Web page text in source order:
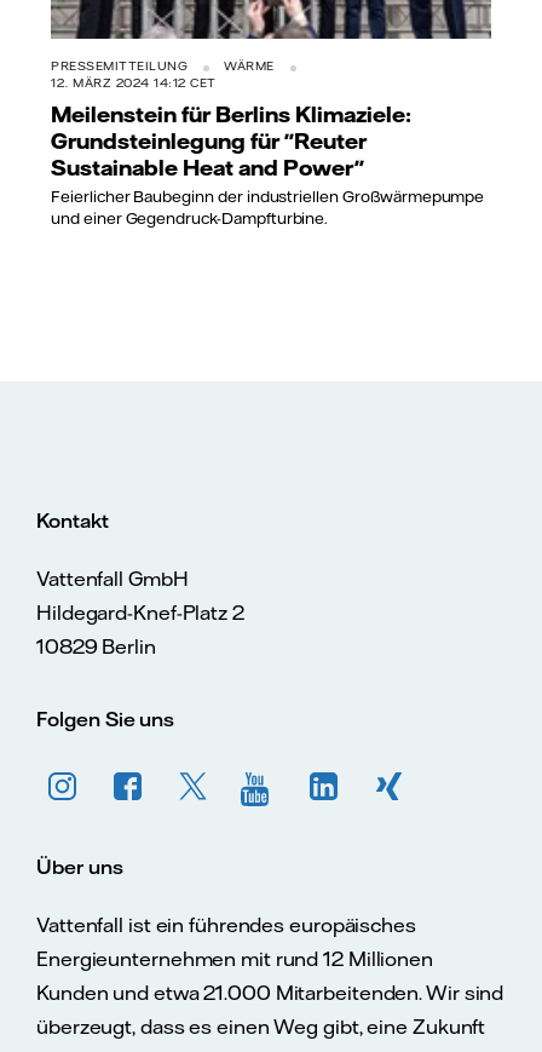
PRESSEMITTEILUNG
WÄRME
12. MÄRZ 2024 14:12 CET
Meilenstein für Berlins Klimaziele:
Grundsteinlegung für "Reuter
Sustainable Heat and Power"
Feierlicher Baubeginn der industriellen Großwärmepumpe
und einer Gegendruck-Dampfturbine.
Kontakt
Vattenfall GmbH
Hildegard-Knef-Platz 2
10829 Berlin
Folgen Sie uns
Über uns
Vattenfall ist ein führendes europäisches
Energieunternehmen mit rund 12 Millionen
Kunden und etwa 21.000 Mitarbeitenden. Wir sind
überzeugt, dass es einen Weg gibt, eine Zukunft